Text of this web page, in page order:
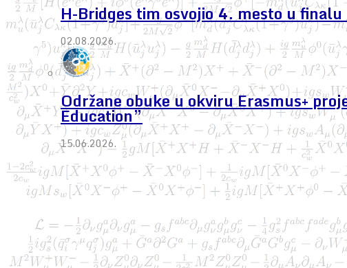
H-Bridges tim osvojio 4. mesto u
02.08.2026.
Održane obuke u okviru Erasmus+
Education”
15.06.2026.